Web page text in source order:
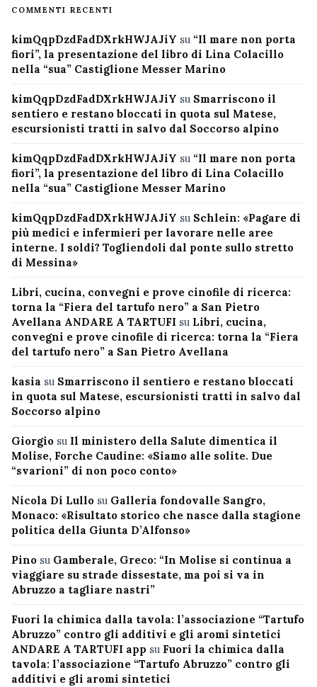
COMMENTI RECENTI
kimQqpDzdFadDXrkHWJAJiY su “Il mare non porta
fiori”, la presentazione del libro di Lina Colacillo
nella “sua” Castiglione Messer Marino
kimQqpDzdFadDXrkHWJAJiY su Smarriscono il
sentiero e restano bloccati in quota sul Matese,
escursionisti tratti in salvo dal Soccorso alpino
kimQqpDzdFadDXrkHWJAJiY su “Il mare non porta
fiori”, la presentazione del libro di Lina Colacillo
nella “sua” Castiglione Messer Marino
kimQqpDzdFadDXrkHWJAJiY su Schlein: «Pagare di
più medici e infermieri per lavorare nelle aree
interne. I soldi? Togliendoli dal ponte sullo stretto
di Messina»
Libri, cucina, convegni e prove cinofile di ricerca:
torna la “Fiera del tartufo nero” a San Pietro
Avellana ANDARE A TARTUFI su Libri, cucina,
convegni e prove cinofile di ricerca: torna la “Fiera
del tartufo nero” a San Pietro Avellana
kasia su Smarriscono il sentiero e restano bloccati
in quota sul Matese, escursionisti tratti in salvo dal
Soccorso alpino
Giorgio su Il ministero della Salute dimentica il
Molise, Forche Caudine: «Siamo alle solite. Due
“svarioni” di non poco conto»
Nicola Di Lullo su Galleria fondovalle Sangro,
Monaco: «Risultato storico che nasce dalla stagione
politica della Giunta D’Alfonso»
Pino su Gamberale, Greco: “In Molise si continua a
viaggiare su strade dissestate, ma poi si va in
Abruzzo a tagliare nastri”
Fuori la chimica dalla tavola: l’associazione “Tartufo
Abruzzo” contro gli additivi e gli aromi sintetici
ANDARE A TARTUFI app su Fuori la chimica dalla
tavola: l’associazione “Tartufo Abruzzo” contro gli
additivi e gli aromi sintetici